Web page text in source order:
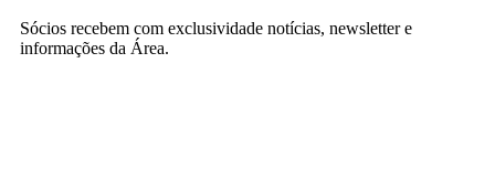
Sócios recebem com exclusividade notícias, newsletter e
informações da Área.